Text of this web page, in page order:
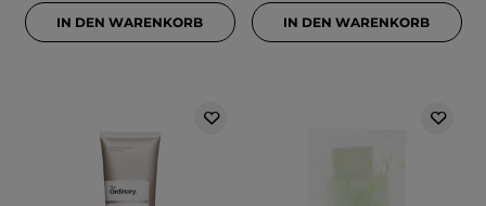
IN DEN WARENKORB IN DEN WARENKORB